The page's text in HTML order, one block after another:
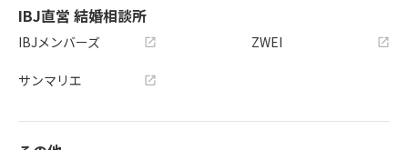
IBJ直営 結婚相談所
IBJメンバーズ
サンマリエ
ZWEI